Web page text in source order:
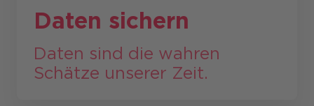
Daten sichern
Daten sind die wahren
Schätze unserer Zeit.